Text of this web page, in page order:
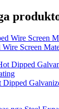
Wire Screen